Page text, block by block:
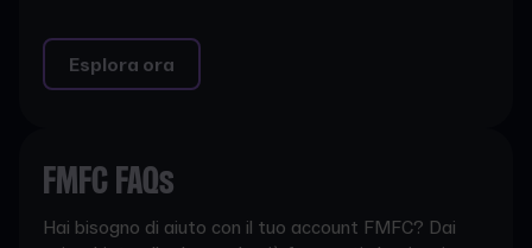
Esplora ora
FMFC FAQs
Hai bisogno di aiuto con il tuo account FMFC? Dai